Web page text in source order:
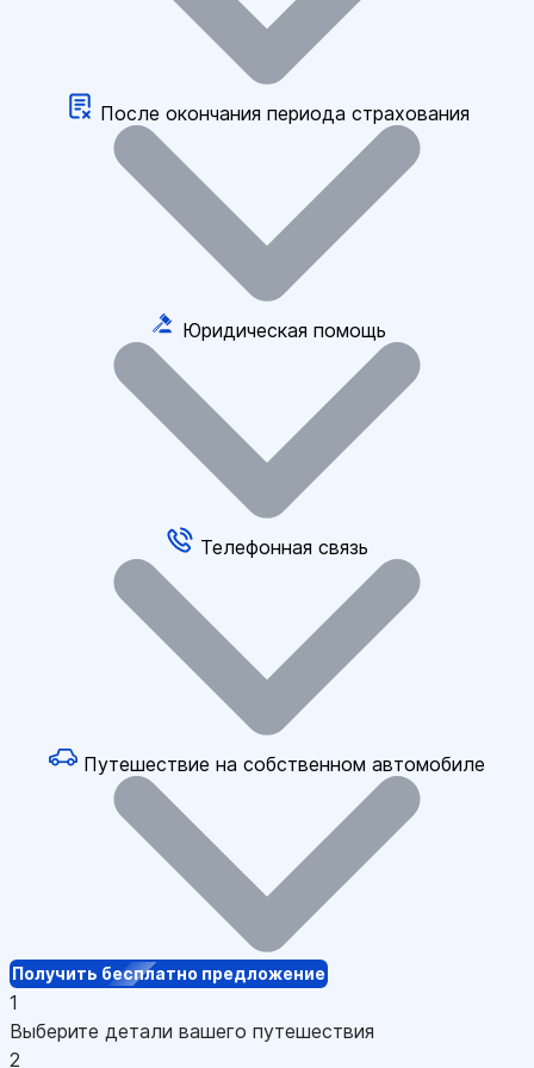
После окончания периода страхования
Юридическая помощь
Телефонная связь
Путешествие на собственном автомобиле
Получить бесплатно предложение
1
Выберите детали вашего путешествия
2